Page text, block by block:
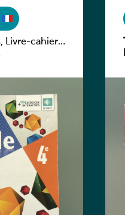
Livre-cahier,